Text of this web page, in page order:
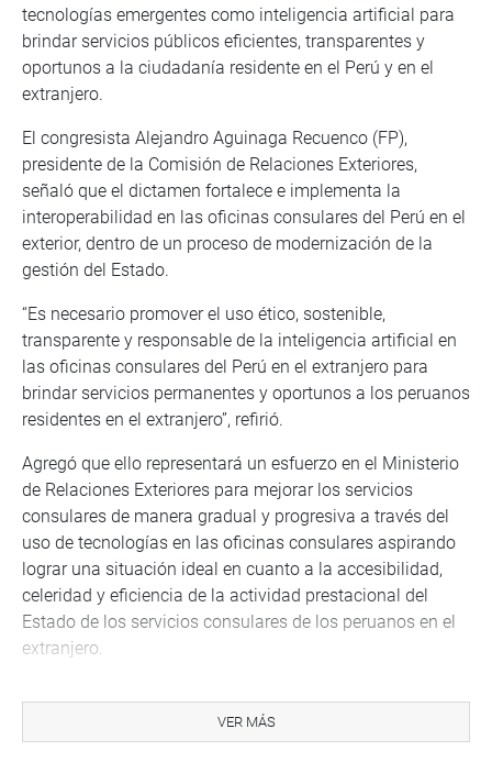
tecnologías emergentes como inteligencia artificial para
brindar servicios públicos eficientes, transparentes y
oportunos a la ciudadanía residente en el Perú y en el
extranjero.
El congresista Alejandro Aguinaga Recuenco (FP),
presidente de la Comisión de Relaciones Exteriores,
señaló que el dictamen fortalece e implementa la
interoperabilidad en las oficinas consulares del Perú en el
exterior, dentro de un proceso de modernización de la
gestión del Estado.
“Es necesario promover el uso ético, sostenible,
transparente y responsable de la inteligencia artificial en
las oficinas consulares del Perú en el extranjero para
brindar servicios permanentes y oportunos a los peruanos
residentes en el extranjero”, refirió.
Agregó que ello representará un esfuerzo en el Ministerio
de Relaciones Exteriores para mejorar los servicios
consulares de manera gradual y progresiva a través del
uso de tecnologías en las oficinas consulares aspirando
lograr una situación ideal en cuanto a la accesibilidad,
celeridad y eficiencia de la actividad prestacional del
Estado de los servicios consulares de los peruanos en el
extranjero.
insertará en el sistema normativo nacional sin
inconvenientes, porque lo que se propone se encuentra en
VER MÁS